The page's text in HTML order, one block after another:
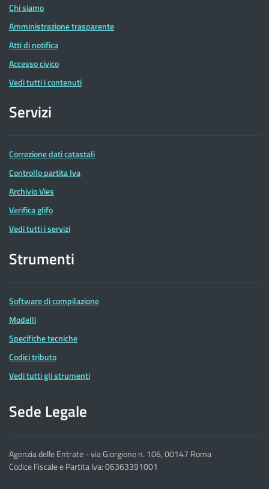
Chi siamo
Amministrazione trasparente
Atti di notifica
Accesso civico
Vedi tutti i contenuti
Servizi
Correzione dati catastali
Controllo partita Iva
Archivio Vies
Verifica glifo
Vedi tutti i servizi
Strumenti
Software di compilazione
Modelli
Specifiche tecniche
Codici tributo
Vedi tutti gli strumenti
Sede Legale
Agenzia delle Entrate - via Giorgione n. 106, 00147 Roma
Codice Fiscale e Partita Iva: 06363391001